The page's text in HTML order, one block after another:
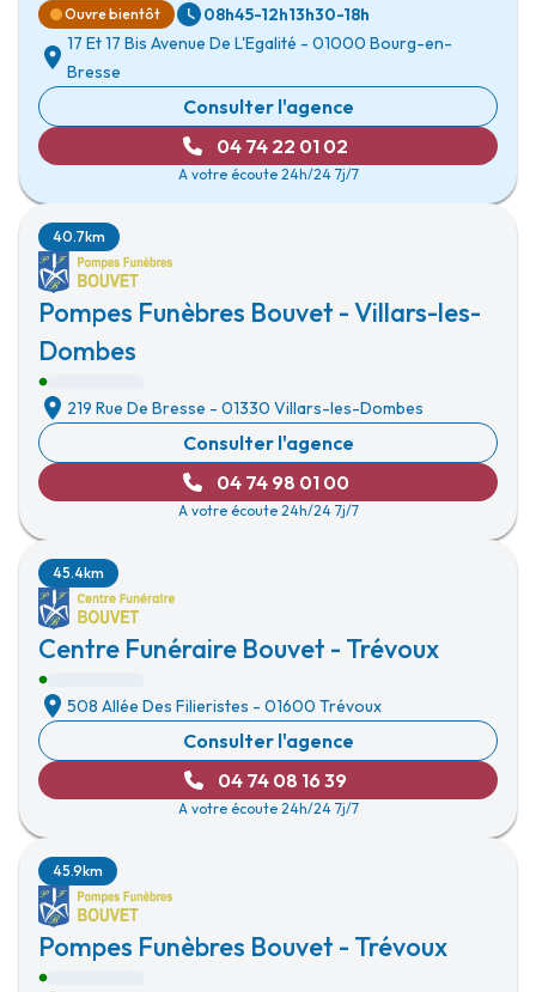
Ouvre bientôt 08h45-12h13h30-18h
17 Et 17 Bis Avenue De L'Egalité - 01000 Bourg-en-
Bresse
Consulter l'agence
04 74 22 01 02
A votre écoute 24h/24 7j/7
Pompes Funèbres Bouvet - Villars-les-
Dombes
40.7km
219 Rue De Bresse - 01330 Villars-les-Dombes
Consulter l'agence
04 74 98 01 00
A votre écoute 24h/24 7j/7
Centre Funéraire Bouvet - Trévoux
45.4km
508 Allée Des Filieristes - 01600 Trévoux
Consulter l'agence
04 74 08 16 39
A votre écoute 24h/24 7j/7
Pompes Funèbres Bouvet - Trévoux
45.9km